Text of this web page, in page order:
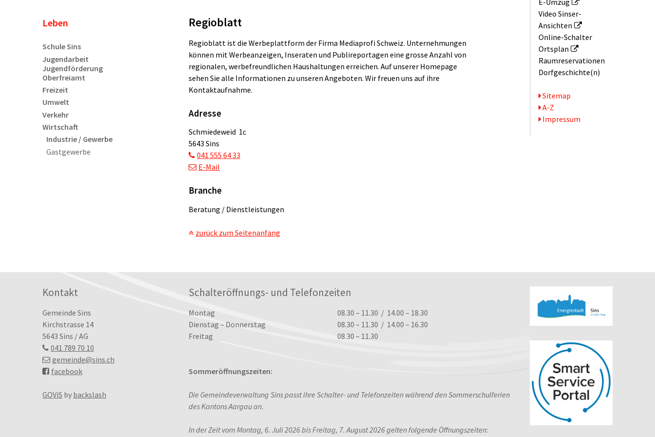
Video Sinser-
Ansichten
Online-Schalter
Ortsplan
Raum­reservationen
Dorfgeschichte(n)
Serviceseiten
Sitemap
A-Z
Impressum
Unternavigation
Leben
Schule Sins
Jugendarbeit
Jugendförderung
Oberfreiamt
Freizeit
Umwelt
Verkehr
Wirtschaft
Industrie / Gewerbe
Gastgewerbe
Regioblatt
Regioblatt ist die Werbeplattform der Firma Mediaprofi Schweiz. Unternehmungen
können mit Werbeanzeigen, Inseraten und Publireportagen eine grosse Anzahl von
regionalen, werbefreundlichen Haushaltungen erreichen. Auf unserer Homepage
sehen Sie alle Informationen zu unseren Angeboten. Wir freuen uns auf ihre
Kontaktaufnahme.
Adresse
Schmiedeweid 1c
5643 Sins
041 555 64 33
E-Mail
Branche
Beratung / Dienstleistungen
zurück zum Seitenanfang
Footer
Kontakt
Gemeinde Sins
Kirchstrasse 14
5643 Sins / AG
041 789 70 10
gemeinde@sins.ch
facebook
GOViS by backslash
Schalteröffnungs- und Telefonzeiten
TagÖffnungszeiten
Montag
08.30 – 11.30 / 14.00 – 18.30
Dienstag – Donnerstag
08.30 – 11.30 / 14.00 – 16.30
Freitag
08.30 – 11.30
Sommeröffnungszeiten:
Die Gemeindeverwaltung Sins passt ihre Schalter- und Telefonzeiten während den Sommerschulferien
des Kantons Aargau an.
In der Zeit vom Montag, 6. Juli 2026 bis Freitag, 7. August 2026 gelten folgende Öffnungszeiten: